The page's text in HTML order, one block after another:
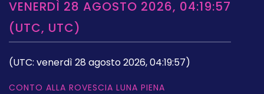
VENERDÌ 28 AGOSTO 2026, 04:19:57
(UTC, UTC)
(UTC: venerdì 28 agosto 2026, 04:19:57)
CONTO ALLA ROVESCIA LUNA PIENA